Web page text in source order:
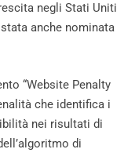
negli Stati Uniti
anche nominata
“Website Penalty
che identifica i
nei risultati di
di